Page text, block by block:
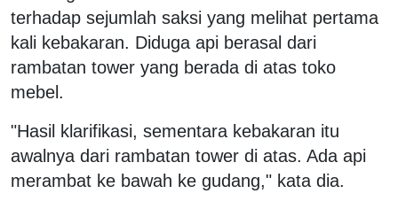
terhadap sejumlah saksi yang melihat pertama
kali kebakaran. Diduga api berasal dari
rambatan tower yang berada di atas toko
mebel.
"Hasil klarifikasi, sementara kebakaran itu
awalnya dari rambatan tower di atas. Ada api
merambat ke bawah ke gudang," kata dia.